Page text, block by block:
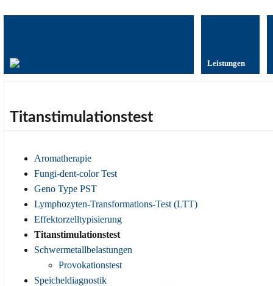
Leistungen
Titanstimulationstest
Aromatherapie
Fungi-dent-color Test
Geno Type PST
Lymphozyten-Transformations-Test (LTT)
Effektorzelltypisierung
Titanstimulationstest
Schwermetallbelastungen
Provokationstest
Speicheldiagnostik